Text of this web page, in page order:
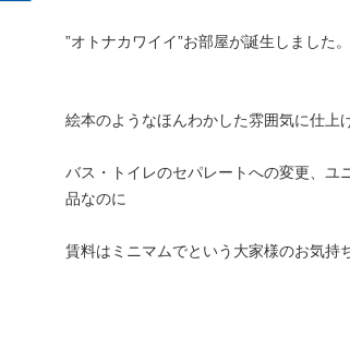
”オトナカワイイ”お部屋が誕生しました。
絵本のようなほんわかした雰囲気に仕上
バス・トイレのセパレートへの変更、ユ
品なのに
賃料はミニマムでという大家様のお気持